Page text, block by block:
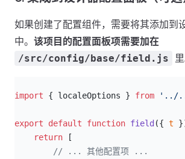
如果创建了配置组件，需要将其添加到
中。 该项目的配置面板项需要加在
/src/config/base/field.js 里
import { localeOptions } from '../
export default function field ({ t
    return
[
        // ... 其他配置项 ...